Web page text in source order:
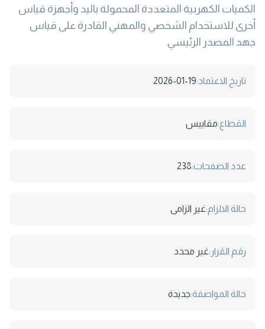
الكميات الكهربية المتعددة المحمولة باليد وأجهزة قياس
أخرى للاستخدام الشخصي والمهني القادرة على قياس
جهد المصدر الرئيسي.
تاريخ الاعتماد:2026-01-19
القطاع:مقاييس
عدد الصفحات:238
حالة الالزام:غير الزامى
رقم القرار:غير محدد
حالة المواصفة:جديدة